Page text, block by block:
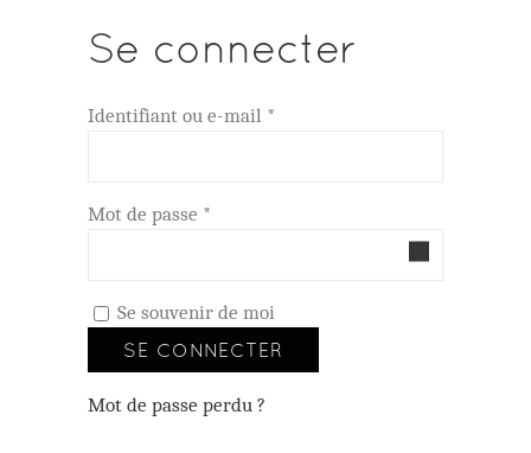
Se connecter
Identifiant ou e-mail *
Mot de passe *
Se souvenir de moi
SE CONNECTER
Mot de passe perdu ?